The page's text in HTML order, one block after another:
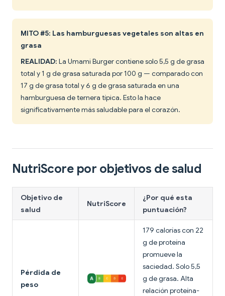
MITO #5: Las hamburguesas vegetales son altas en
grasa
REALIDAD: La Umami Burger contiene solo 5,5 g de grasa
total y 1 g de grasa saturada por 100 g — comparado con
17 g de grasa total y 6 g de grasa saturada en una
hamburguesa de ternera típica. Esto la hace
significativamente más saludable para el corazón.
NutriScore por objetivos de salud
Objetivo de
salud
NutriScore
¿Por qué esta
puntuación?
Pérdida de
peso
179 calorías con 22
g de proteína
promueve la
saciedad. Solo 5,5
g de grasa. Alta
relación proteína-